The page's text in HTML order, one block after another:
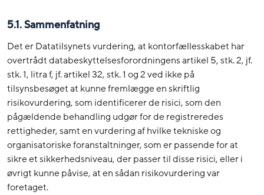
5.1.Sammenfatning
Det er Datatilsynets vurdering, at kontorfællesskabet har
overtrådt databeskyttelsesforordningens artikel 5, stk. 2, jf.
stk. 1, litra f, jf. artikel 32, stk. 1 og 2 ved ikke på
tilsynsbesøget at kunne fremlægge en skriftlig
risikovurdering, som identificerer de risici, som den
pågældende behandling udgør for de registreredes
rettigheder, samt en vurdering af hvilke tekniske og
organisatoriske foranstaltninger, som er passende for at
sikre et sikkerhedsniveau, der passer til disse risici, eller i
øvrigt kunne påvise, at en sådan risikovurdering var
foretaget.